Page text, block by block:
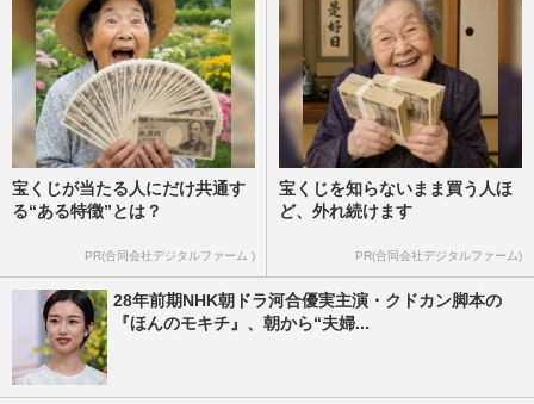
宝くじが当たる人にだけ共通す
る“ある特徴”とは？
PR(合同会社デジタルファーム )
宝くじを知らないまま買う人ほ
ど、外れ続けます
PR(合同会社デジタルファーム)
28年前期NHK朝ドラ河合優実主演・クドカン脚本の
『ほんのモキチ』、朝から“夫婦...